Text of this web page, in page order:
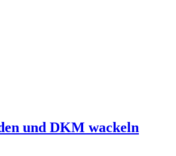
und DKM wackeln